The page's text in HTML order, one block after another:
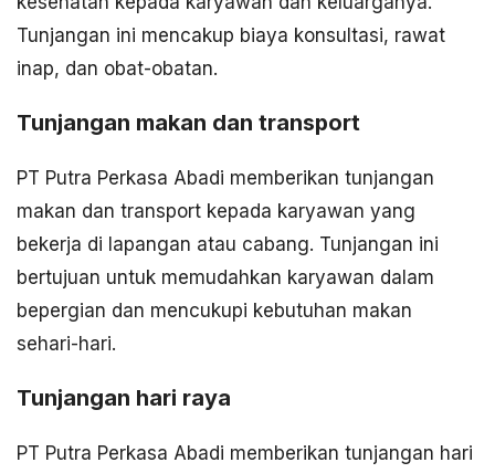
Tunjangan ini mencakup biaya konsultasi, rawat
inap, dan obat-obatan.
Tunjangan makan dan transport
PT Putra Perkasa Abadi memberikan tunjangan
makan dan transport kepada karyawan yang
bekerja di lapangan atau cabang. Tunjangan ini
bertujuan untuk memudahkan karyawan dalam
bepergian dan mencukupi kebutuhan makan
sehari-hari.
Tunjangan hari raya
PT Putra Perkasa Abadi memberikan tunjangan hari